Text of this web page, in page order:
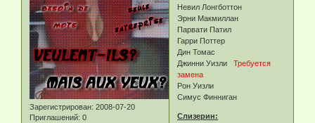
Зарегистрирован: 2008-07-20
Приглашений: 0
Невил Лонгботтон
Эрни Макмиллан
Парвати Патил
Гарри Поттер
Дин Томас
Джинни УизлиТребуется
замена
Рон Уизли
Симус Финниган
Слизерин: